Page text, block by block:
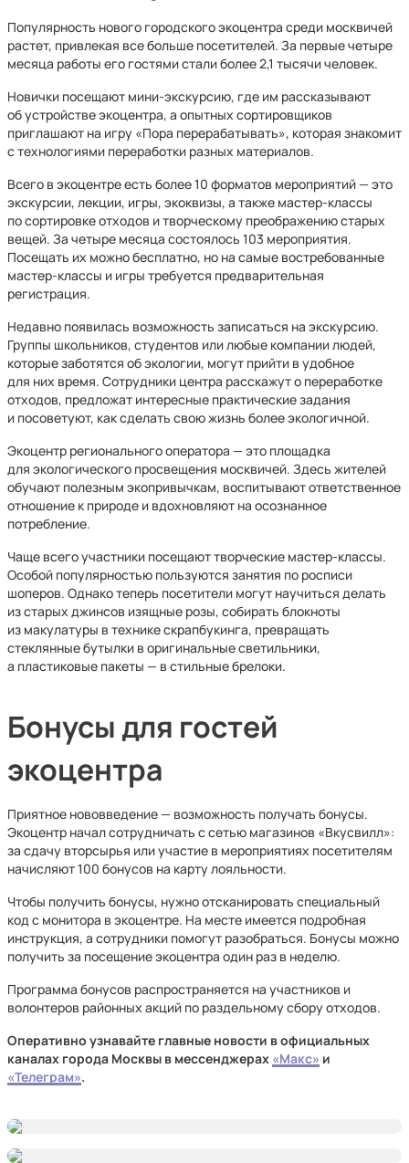
Популярность нового городского экоцентра среди москвичей
растет, привлекая все больше посетителей. За первые четыре
месяца работы его гостями стали более 2,1 тысячи человек.
Новички посещают мини-экскурсию, где им рассказывают
об устройстве экоцентра, а опытных сортировщиков
приглашают на игру «Пора перерабатывать», которая знакомит
с технологиями переработки разных материалов.
Всего в экоцентре есть более 10 форматов мероприятий — это
экскурсии, лекции, игры, экоквизы, а также мастер-классы
по сортировке отходов и творческому преображению старых
вещей. За четыре месяца состоялось 103 мероприятия.
Посещать их можно бесплатно, но на самые востребованные
мастер-классы и игры требуется предварительная
регистрация.
Недавно появилась возможность записаться на экскурсию.
Группы школьников, студентов или любые компании людей,
которые заботятся об экологии, могут прийти в удобное
для них время. Сотрудники центра расскажут о переработке
отходов, предложат интересные практические задания
и посоветуют, как сделать свою жизнь более экологичной.
Экоцентр регионального оператора — это площадка
для экологического просвещения москвичей. Здесь жителей
обучают полезным экопривычкам, воспитывают ответственное
отношение к природе и вдохновляют на осознанное
потребление.
Чаще всего участники посещают творческие мастер-классы.
Особой популярностью пользуются занятия по росписи
шоперов. Однако теперь посетители могут научиться делать
из старых джинсов изящные розы, собирать блокноты
из макулатуры в технике скрапбукинга, превращать
стеклянные бутылки в оригинальные светильники,
а пластиковые пакеты — в стильные брелоки.
Бонусы для гостей
экоцентра
Приятное нововведение — возможность получать бонусы.
Экоцентр начал сотрудничать с сетью магазинов «Вкусвилл»:
за сдачу вторсырья или участие в мероприятиях посетителям
начисляют 100 бонусов на карту лояльности.
Чтобы получить бонусы, нужно отсканировать специальный
код с монитора в экоцентре. На месте имеется подробная
инструкция, а сотрудники помогут разобраться. Бонусы можно
получить за посещение экоцентра один раз в неделю.
Программа бонусов распространяется на участников и
волонтеров районных акций по раздельному сбору отходов.
Оперативно узнавайте главные новости в официальных
каналах города Москвы в мессенджерах «Макс» и
«Телеграм».